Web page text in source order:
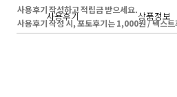
사용후기 상품정보
사용후기 작성하고 적립금 받으세요.
사용후기 작성 시, 포토후기는 1,000원 / 텍스